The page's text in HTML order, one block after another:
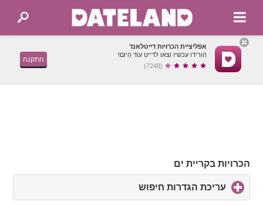
אפליציית הכרויות דייטלאנד
הורידו עכשיו וצאו לדייט עוד היום!
(7248)
התקנה
הכרויות בקריית ים
עריכת הגדרות חיפוש
to